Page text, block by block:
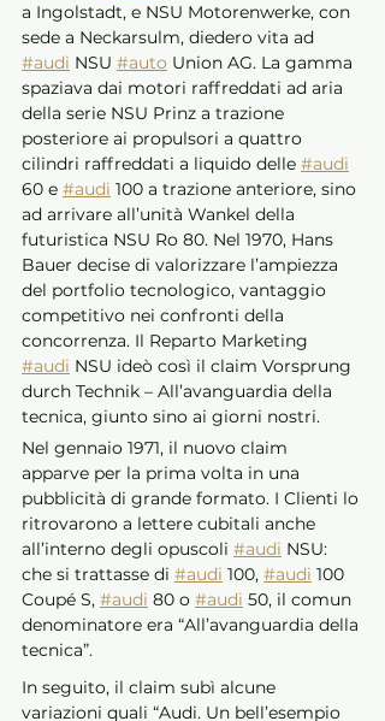
a Ingolstadt, e NSU Motorenwerke, con
sede a Neckarsulm, diedero vita ad
#audi NSU #auto Union AG. La gamma
spaziava dai motori raffreddati ad aria
della serie NSU Prinz a trazione
posteriore ai propulsori a quattro
cilindri raffreddati a liquido delle #audi
60 e #audi 100 a trazione anteriore, sino
ad arrivare all’unità Wankel della
futuristica NSU Ro 80. Nel 1970, Hans
Bauer decise di valorizzare l’ampiezza
del portfolio tecnologico, vantaggio
competitivo nei confronti della
concorrenza. Il Reparto Marketing
#audi NSU ideò così il claim Vorsprung
durch Technik – All’avanguardia della
tecnica, giunto sino ai giorni nostri.
Nel gennaio 1971, il nuovo claim
apparve per la prima volta in una
pubblicità di grande formato. I Clienti lo
ritrovarono a lettere cubitali anche
all’interno degli opuscoli #audi NSU:
che si trattasse di #audi 100, #audi 100
Coupé S, #audi 80 o #audi 50, il comun
denominatore era “All’avanguardia della
tecnica”.
In seguito, il claim subì alcune
variazioni quali “Audi. Un bell’esempio